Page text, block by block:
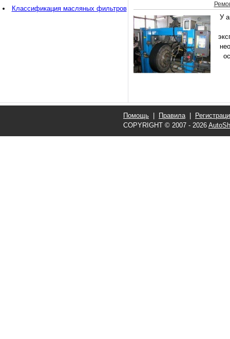
У
Классификация масляных фильтров
Помощь Правила|
COPYRIGHT © 2007 - 2026